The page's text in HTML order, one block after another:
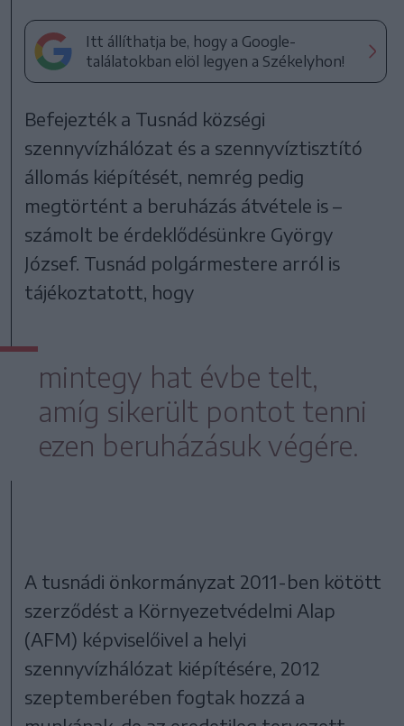
Itt állíthatja be, hogy a Google-
találatokban elöl legyen a Székelyhon!
Befejezték a Tusnád községi
szennyvízhálózat és a szennyvíztisztító
állomás kiépítését, nemrég pedig
megtörtént a beruházás átvétele is –
számolt be érdeklődésünkre György
József. Tusnád polgármestere arról is
tájékoztatott, hogy
mintegy hat évbe telt,
amíg sikerült pontot tenni
ezen beruházásuk végére.
A tusnádi önkormányzat 2011-ben kötött
szerződést a Környezetvédelmi Alap
(AFM) képviselőivel a helyi
szennyvízhálózat kiépítésére, 2012
szeptemberében fogtak hozzá a